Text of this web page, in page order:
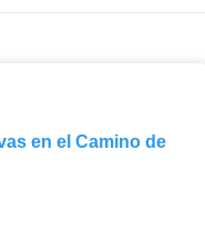
en el Camino de